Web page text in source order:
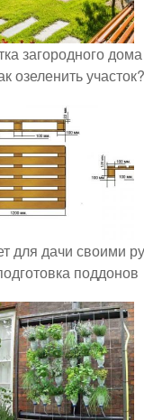
загородного
озеленить участок?
для дачи своими
поддонов